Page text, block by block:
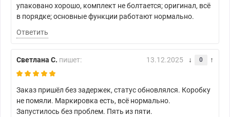
упаковано хорошо, комплект не болтается; оригинал, всё
в порядке; основные функции работают нормально.
Ответить
Светлана С. пишет: 13.12.2025 0
Заказ пришёл без задержек, статус обновлялся. Коробку
не помяли. Маркировка есть, всё нормально.
Запустилось без проблем. Пять из пяти.